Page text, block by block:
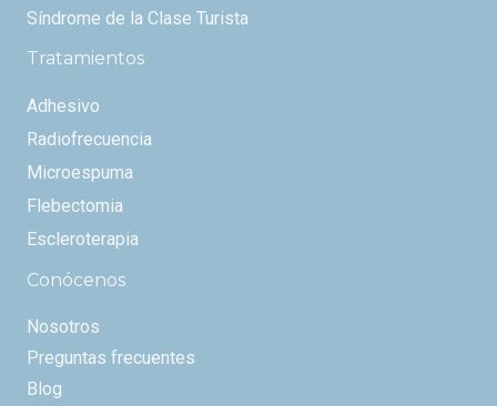
Síndrome de la Clase Turista
Tratamientos
Adhesivo
Radiofrecuencia
Microespuma
Flebectomia
Escleroterapia
Conócenos
Nosotros
Preguntas frecuentes
Blog